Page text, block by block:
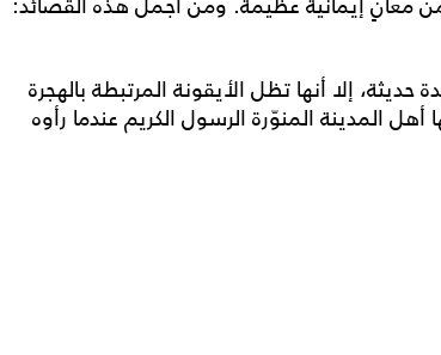
إلا أنها تظل الأيقونة المرتبطة بالهجرة
المدينة المنوّرة الرسول الكريم عندما رأوه